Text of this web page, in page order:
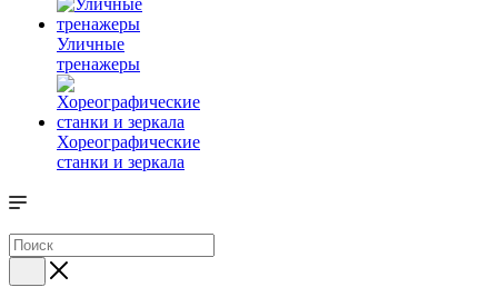
Уличные
тренажеры
Хореографические
станки и зеркала